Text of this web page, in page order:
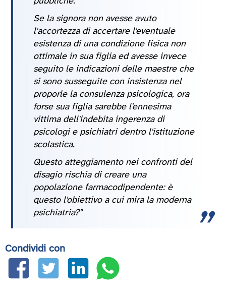
Se la signora non avesse avuto
l'accortezza di accertare l'eventuale
esistenza di una condizione fisica non
ottimale in sua figlia ed avesse invece
seguito le indicazioni delle maestre che
si sono susseguite con insistenza nel
proporle la consulenza psicologica, ora
forse sua figlia sarebbe l'ennesima
vittima dell'indebita ingerenza di
psicologi e psichiatri dentro l'istituzione
scolastica.
Questo atteggiamento nei confronti del
disagio rischia di creare una
popolazione farmacodipendente: è
questo l'obiettivo a cui mira la moderna
psichiatria?"
Condividi con